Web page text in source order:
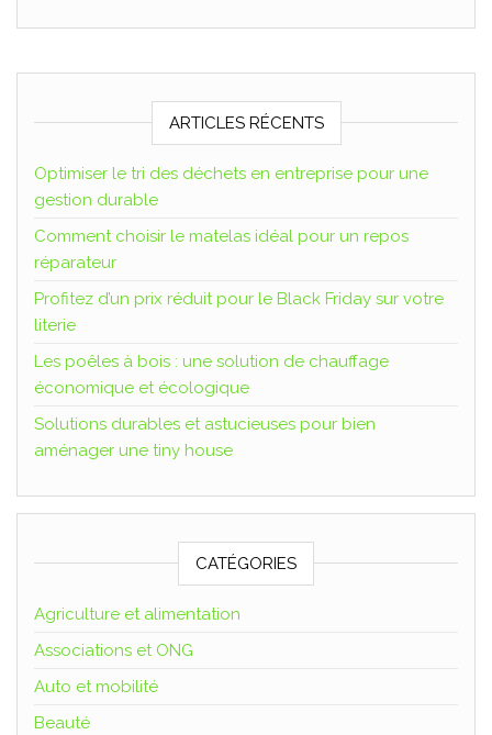
ARTICLES RÉCENTS
Optimiser le tri des déchets en entreprise pour une
gestion durable
Comment choisir le matelas idéal pour un repos
réparateur
Profitez d’un prix réduit pour le Black Friday sur votre
literie
Les poêles à bois : une solution de chauffage
économique et écologique
Solutions durables et astucieuses pour bien
aménager une tiny house
CATÉGORIES
Agriculture et alimentation
Associations et ONG
Auto et mobilité
Beauté